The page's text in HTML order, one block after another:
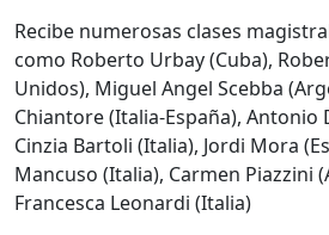
Recibe numerosas clases
como Roberto Urbay (Cuba),
Unidos), Miguel Angel Scebba
Chiantore (Italia-España), Antonio
Cinzia Bartoli (Italia), Jordi Mora
Mancuso (Italia), Carmen Piazzini
Francesca Leonardi (Italia)